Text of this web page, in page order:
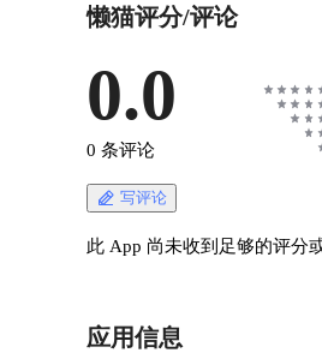
懒猫评分/评论
0.0
0 条评论
写评论
此 App 尚未收到足够的评分
应用信息